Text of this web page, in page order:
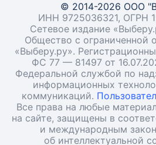
© 2014-2026 ООО
ИНН 9725036321, ОГРН
Сетевое издание
Общество с ограниченной
«Выберу.ру».
ФС 77 — 81497 от
Федеральной службой по
информационных
коммуникаций.
Все права на любые
на сайте, защищены в
и международным
об интеллектуальной